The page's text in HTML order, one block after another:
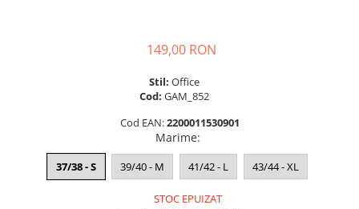
149,00 RON
Stil: Office
Cod: GAM_852
Cod EAN:2200011530901
Marime:
37/38 - S 39/40 - M 41/42 - L 43/44 - XL
STOC EPUIZAT